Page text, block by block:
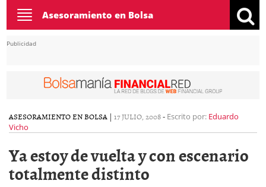
Toggle
navigation
Asesoramiento en Bolsa
Publicidad
ASESORAMIENTO EN BOLSA | 17 JULIO, 2008- Escrito por: Eduardo
Vicho
Ya estoy de vuelta y con escenario
totalmente distinto